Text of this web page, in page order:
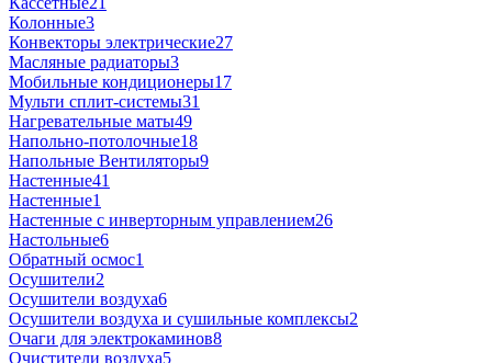
Колонные3
Конвекторы электрические27
Масляные радиаторы3
Мобильные кондиционеры17
Мульти сплит-системы31
Нагревательные маты49
Напольно-потолочные18
Напольные Вентиляторы9
Настенные41
Настенные1
Настенные с инверторным управлением26
Настольные6
Обратный осмос1
Осушители2
Осушители воздуха6
Осушители воздуха и сушильные комплексы2
Очаги для электрокаминов8
Очистители воздуха5